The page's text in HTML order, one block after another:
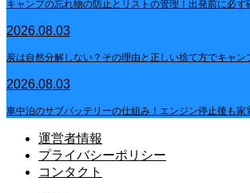
キャンプの忘れ物の防止とリストの管理！出発前に必ず
2026.08.03
炭は自然分解しない？その理由と正しい捨て方でキャン
2026.08.03
車中泊のサブバッテリーの仕組み！エンジン停止後も家
運営者情報
プライバシーポリシー
コンタクト